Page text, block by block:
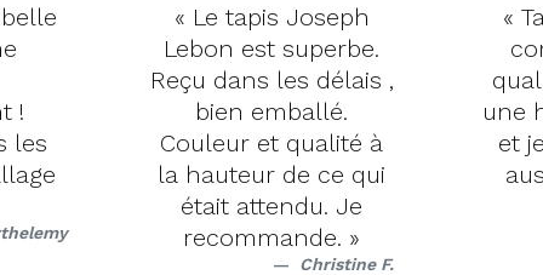
!
les
« Le tapis Joseph
Lebon est superbe.
Reçu dans les délais ,
bien emballé.
Couleur et qualité à
la hauteur de ce qui
était attendu. Je
recommande. »
Christine F.
«
une
et